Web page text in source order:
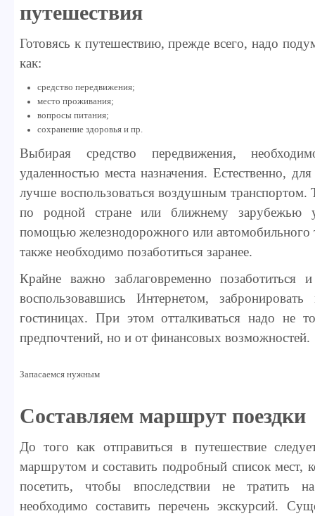
путешествия
Готовясь к путешествию, прежде всего, надо
как:
средство передвижения;
место проживания;
вопросы питания;
сохранение здоровья и пр.
Выбирая средство передвижения,
удаленностью места назначения. Естественно,
лучше воспользоваться воздушным транспортом.
по родной стране или ближнему зарубежью
помощью железнодорожного или автомобильного
также необходимо позаботиться заранее.
Крайне важно заблаговременно
воспользовавшись Интернетом,
гостиницах. При этом отталкиваться надо не
предпочтений, но и от финансовых возможностей.
Запасаемся нужным
Составляем маршрут поездки
До того как отправиться в путешествие
маршрутом и составить подробный список мест,
посетить, чтобы впоследствии не тратить
необходимо составить перечень экскурсий.